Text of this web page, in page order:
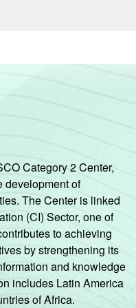
Category 2 Center,
development of
The Center is linked
(CI) Sector, one of
to achieving
by strengthening its
and knowledge
includes Latin America
of Africa.